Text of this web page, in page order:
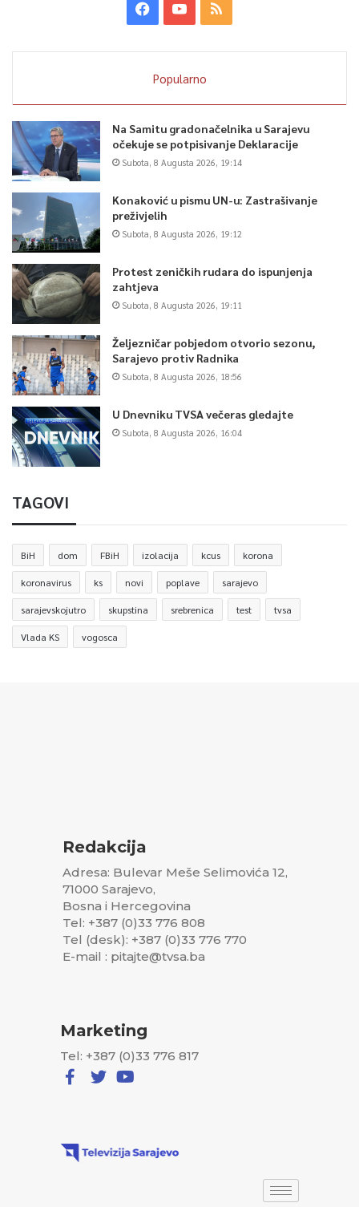
Popularno
Na Samitu gradonačelnika u Sarajevu
očekuje se potpisivanje Deklaracije
Subota, 8 Augusta 2026, 19:14
Konaković u pismu UN-u: Zastrašivanje
preživjelih
Subota, 8 Augusta 2026, 19:12
Protest zeničkih rudara do ispunjenja
zahtjeva
Subota, 8 Augusta 2026, 19:11
Željezničar pobjedom otvorio sezonu,
Sarajevo protiv Radnika
Subota, 8 Augusta 2026, 18:56
U Dnevniku TVSA večeras gledajte
Subota, 8 Augusta 2026, 16:04
TAGOVI
BiH dom FBiH izolacija kcus korona
koronavirus ks novi poplave sarajevo
sarajevskojutro skupstina srebrenica test tvsa
Vlada KS vogosca
Redakcija
Adresa: Bulevar Meše Selimovića 12,
71000 Sarajevo,
Bosna i Hercegovina
Tel: +387 (0)33 776 808
Tel (desk): +387 (0)33 776 770
E-mail : pitajte@tvsa.ba
Marketing
Tel: +387 (0)33 776 817